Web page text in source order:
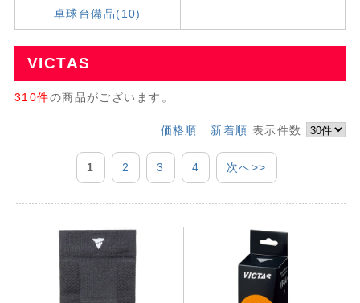
卓球台備品(10)
VICTAS
310件の商品がございます。
価格順 新着順 表示件数
1 2 3 4 次へ>>